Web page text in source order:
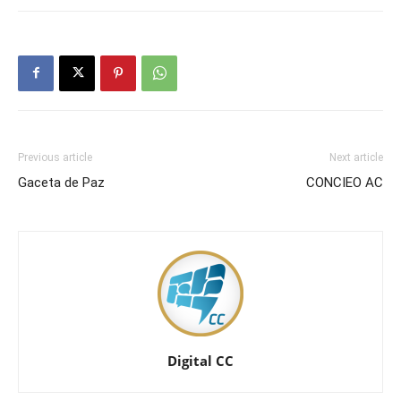
Previous article
Gaceta de Paz
Next article
CONCIEO AC
Digital CC